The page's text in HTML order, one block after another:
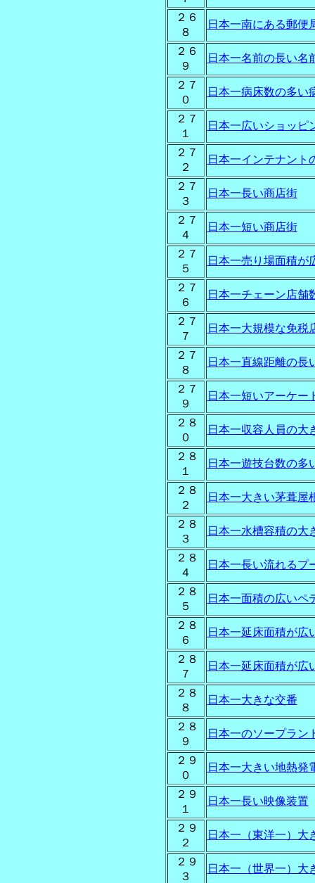
２６
８
日本一南にある郵便
２６
９
日本一名前の長い名
２７
０
日本一病床数の多い
２７
１
日本一広いショッピ
２７
２
日本一インテナント
２７
３
日本一長い商店街
２７
４
日本一短い商店街
２７
５
日本一売り場面積が
２７
６
日本一チェーン店舗
２７
７
日本一大規模な免税
２７
８
日本一直線距離の長
２７
９
日本一短いアーケー
２８
０
日本一収容人員の大
２８
１
日本一遊技台数の多
２８
２
日本一大きい茅葺屋
２８
３
日本一水槽容積の大
２８
４
日本一長い流れるプ
２８
５
日本一面積の広いペ
２８
６
日本一延床面積が広
２８
７
日本一延床面積が広
２８
８
日本一大きな交番
２８
９
日本一のソープラン
２９
０
日本一大きい地熱発
２９
１
日本一長い映像装置
２９
２
日本一（東洋一）大
２９
３
日本一（世界一）大